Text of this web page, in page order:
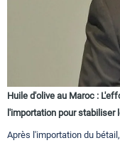
Huile d'olive au Maroc :
l'importation pour stabiliser
Après l'importation du